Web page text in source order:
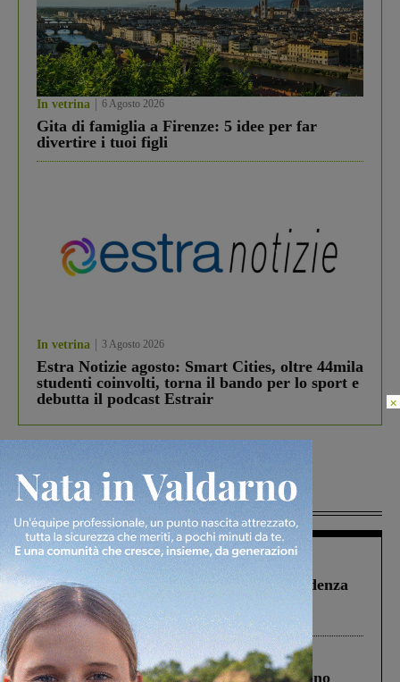
In vetrina 6 Agosto 2026
Gita di famiglia a Firenze: 5 idee per far
divertire i tuoi figli
In vetrina 3 Agosto 2026
Estra Notizie agosto: Smart Cities, oltre 44mila
studenti coinvolti, torna il bando per lo sport e
debutta il podcast Estrair
Più lette
Figline Incisa Valdarno 1 Agosto 2026
Piscina di Figline finanziata oltre la scadenza
Pnrr, il gruppo di Fratelli d’Italia: “Un
ringraziamento al Governo”
Cronaca 4 Agosto 2026
Un anno fa la strage in A1 in cui morirono
×